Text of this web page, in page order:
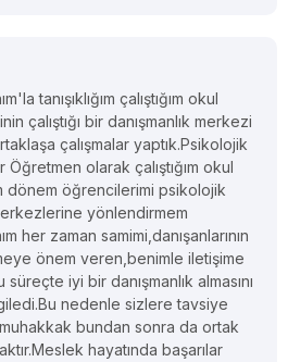
tanışıklığım çalıştığım okul
çalıştığı bir danışmanlık merkezi
çalışmalar yaptık.Psikolojik
Öğretmen olarak çalıştığım okul
dönem öğrencilerimi psikolojik
yönlendirmem
her zaman samimi,danışanlarının
önem veren,benimle iletişime
iyi bir danışmanlık almasını
nedenle sizlere tavsiye
bundan sonra da ortak
hayatında başarılar